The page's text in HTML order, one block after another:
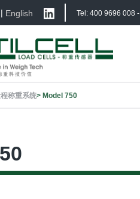
| English Tel: 400 9696 008 -
称重系统> Model 750